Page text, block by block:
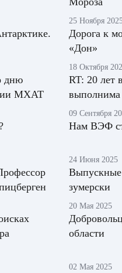
25 Ноября
Дорога к
«Дон»
дню
МХАТ
18 Октября
RT: 20 лет
выполнима
09 Сентября
Нам ВЭФ
24 Июня 2025
зумерски
20 Мая 2025
области
02 Мая 2025